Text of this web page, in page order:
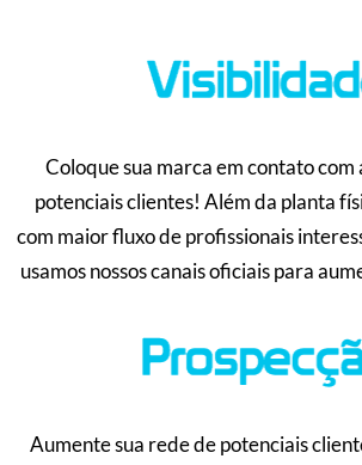
Coloque sua marca em contato
potenciais clientes! Além da planta
com maior fluxo de profissionais
usamos nossos canais oficiais para
Aumente sua rede de potenciais